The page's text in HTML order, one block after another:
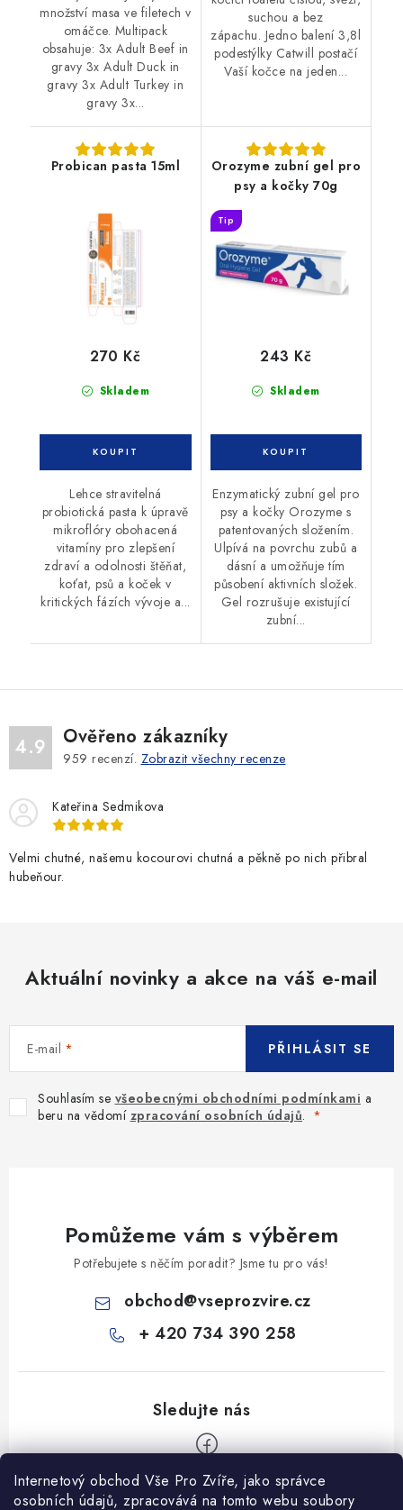
Internetový obchod Vše Pro Zvíře, jako správce
osobních údajů, zpracovává na tomto webu soubory
množství masa ve filetech v
omáčce. Multipack
obsahuje: 3x Adult Beef in
gravy 3x Adult Duck in
gravy 3x Adult Turkey in
gravy 3x...
suchou a bez
zápachu. Jedno balení 3,8l
podestýlky Catwill postačí
Vaší kočce na jeden...
Probican pasta 15ml
Skladem
270 Kč
Lehce stravitelná
probiotická pasta k úpravě
mikroflóry obohacená
vitamíny pro zlepšení
zdraví a odolnosti štěňat,
koťat, psů a koček v
kritických fázích vývoje a...
Orozyme zubní gel pro
psy a kočky 70g
Tip
Skladem
243 Kč
Enzymatický zubní gel pro
psy a kočky Orozyme s
patentovaných složením.
Ulpívá na povrchu zubů a
dásní a umožňuje tím
působení aktivních složek.
Gel rozrušuje existující
zubní...
4.9 Ověřeno zákazníky
959 recenzí. Zobrazit všechny recenze
Kateřina Sedmikova
Velmi chutné, našemu kocourovi chutná a pěkně po nich přibral
hubeňour.
Aktuální novinky a akce na váš e-mail
E-mail
Souhlasím se všeobecnými obchodními podmínkami a
beru na vědomí zpracování osobních údajů.
PŘIHLÁSIT SE
Pomůžeme vám s výběrem
Potřebujete s něčím poradit? Jsme tu pro vás!
obchod@vseprozvire.cz
+ 420 734 390 258